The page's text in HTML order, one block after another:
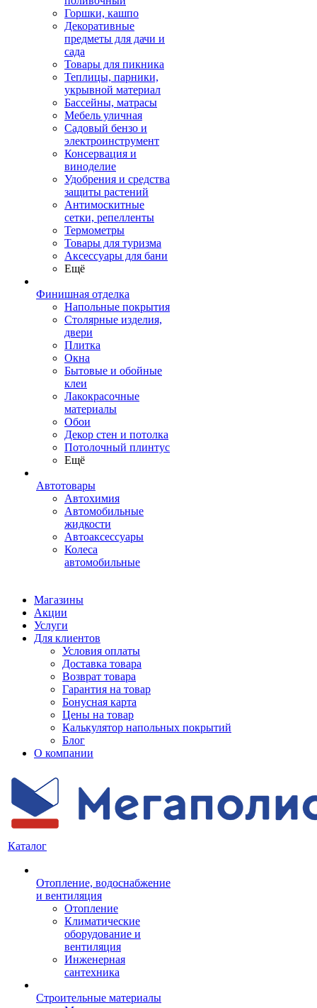
Горшки, кашпо
Декоративные
предметы для дачи и
сада
Товары для пикника
Теплицы, парники,
укрывной материал
Бассейны, матрасы
Мебель уличная
Садовый бензо и
электроинструмент
Консервация и
виноделие
Удобрения и средства
защиты растений
Антимоскитные
сетки, репелленты
Термометры
Товары для туризма
Аксессуары для бани
Ещё
Финишная отделка
Напольные покрытия
Столярные изделия,
двери
Плитка
Окна
Бытовые и обойные
клеи
Лакокрасочные
материалы
Обои
Декор стен и потолка
Потолочный плинтус
Ещё
Автотовары
Автохимия
Автомобильные
жидкости
Автоаксессуары
Колеса
автомобильные
Магазины
Акции
Услуги
Для клиентов
Условия оплаты
Доставка товара
Возврат товара
Гарантия на товар
Бонусная карта
Цены на товар
Калькулятор напольных покрытий
Блог
О компании
Каталог
Отопление, водоснабжение
и вентиляция
Отопление
Климатические
оборудование и
вентиляция
Инженерная
сантехника
Строительные материалы